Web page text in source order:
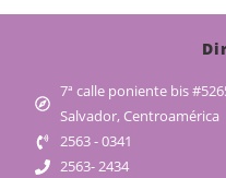
7ª calle poniente bis
Salvador, Centroamérica
2563 - 0341
2563- 2434